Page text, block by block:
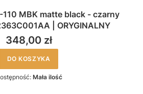
110 MBK matte black - czarny
| ORYGINALNY
348,00 zł
DO KOSZYKA
Mała ilość